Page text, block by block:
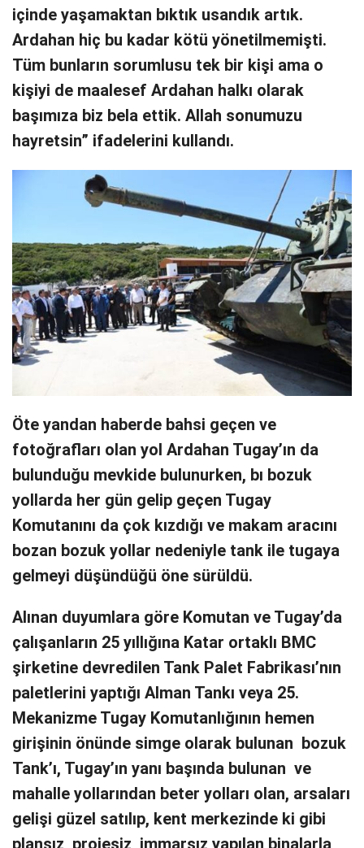
içinde yaşamaktan bıktık usandık artık.
Ardahan hiç bu kadar kötü yönetilmemişti.
Tüm bunların sorumlusu tek bir kişi ama o
kişiyi de maalesef Ardahan halkı olarak
başımıza biz bela ettik. Allah sonumuzu
hayretsin” ifadelerini kullandı.
Öte yandan haberde bahsi geçen ve
fotoğrafları olan yol Ardahan Tugay’ın da
bulunduğu mevkide bulunurken, bı bozuk
yollarda her gün gelip geçen Tugay
Komutanını da çok kızdığı ve makam aracını
bozan bozuk yollar nedeniyle tank ile tugaya
gelmeyi düşündüğü öne sürüldü.
Alınan duyumlara göre Komutan ve Tugay’da
çalışanların 25 yıllığına Katar ortaklı BMC
şirketine devredilen Tank Palet Fabrikası’nın
paletlerini yaptığı Alman Tankı veya 25.
Mekanizme Tugay Komutanlığının hemen
girişinin önünde simge olarak bulunan bozuk
Tank’ı, Tugay’ın yanı başında bulunan ve
mahalle yollarından beter yolları olan, arsaları
gelişi güzel satılıp, kent merkezinde ki gibi